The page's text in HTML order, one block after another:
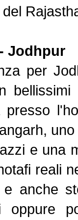
Jodhpur
per
presso
e una
reali
anche
oppure